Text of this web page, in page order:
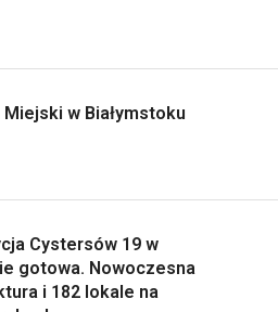
w Białymstoku
Cystersów 19 w
gotowa. Nowoczesna
i 182 lokale na